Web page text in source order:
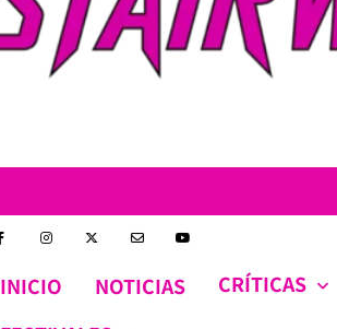
INICIO NOTICIAS CRÍTICAS